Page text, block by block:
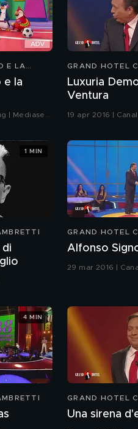
E LA
e la
| Mediaset
GRAND HOTEL
Luxuria
Ventura
19 apr 2016 |
di
1 MIN
GRAND HOTEL
Alfonso
29 mar 2016 |
4 MIN
GRAND HOTEL
Una sirena